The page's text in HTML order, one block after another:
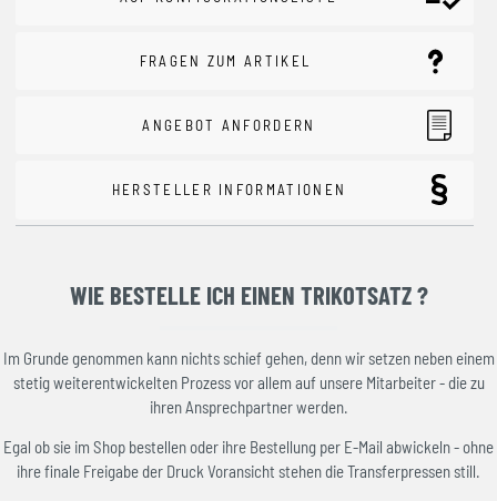
FRAGEN ZUM ARTIKEL
ANGEBOT ANFORDERN
HERSTELLER INFORMATIONEN
WIE BESTELLE ICH EINEN TRIKOTSATZ ?
Im Grunde genommen kann nichts schief gehen, denn wir setzen neben einem
stetig weiterentwickelten Prozess vor allem auf unsere Mitarbeiter - die zu
ihren Ansprechpartner werden.
Egal ob sie im Shop bestellen oder ihre Bestellung per E-Mail abwickeln - ohne
ihre finale Freigabe der Druck Voransicht stehen die Transferpressen still.